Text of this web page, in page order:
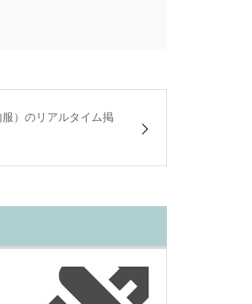
）のリアルタイム掲